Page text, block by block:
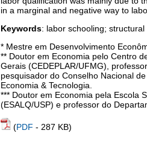
in a marginal and negative way to
Keywords: labor schooling;
* Mestre em Desenvolvimento
** Doutor em Economia pelo Centro
Gerais (CEDEPLAR/UFMG),
pesquisador do Conselho Nacional
Economia & Tecnologia.
*** Doutor em Economia pela Escola
(ESALQ/USP) e professor do
(PDF - 287 KB)